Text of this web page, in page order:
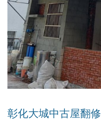
彰化大城中古屋翻修